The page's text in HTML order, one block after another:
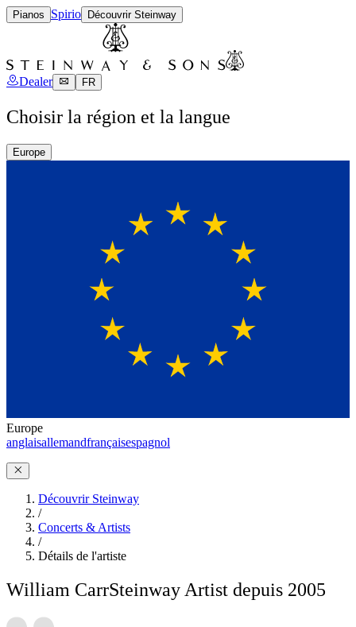
Pianos Spirio Découvrir Steinway
Dealer FR
Choisir la région et la langue
Europe
Europe
anglaisallemandfrançaisespagnol
Découvrir Steinway
/
Concerts & Artists
/
Détails de l'artiste
William CarrSteinway Artist depuis 2005